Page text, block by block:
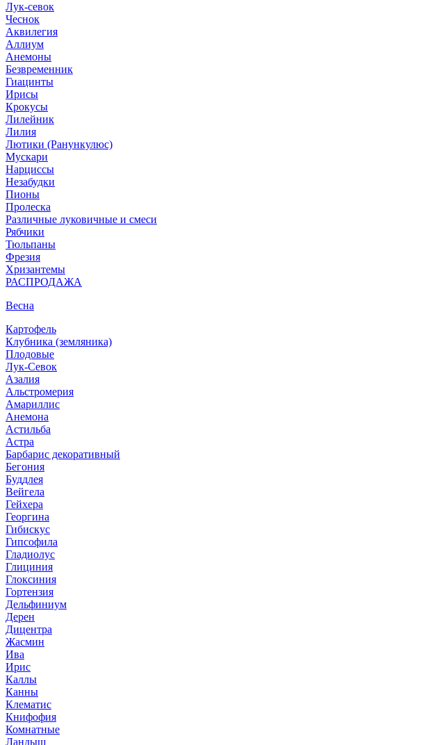
Лук-севок
Чеснок
Аквилегия
Аллиум
Анемоны
Безвременник
Гиацинты
Ирисы
Крокусы
Лилейник
Лилия
Лютики (Ранункулюс)
Мускари
Нарцисcы
Незабудки
Пионы
Пролеска
Различные луковичные и смеси
Рябчики
Тюльпаны
Фрезия
Хризантемы
РАСПРОДАЖА
Весна
Картофель
Клубника (земляника)
Плодовые
Лук-Севок
Азалия
Альстромерия
Амариллис
Анемона
Астильба
Астра
Барбарис декоративный
Бегония
Буддлея
Вейгела
Гейхера
Георгина
Гибискус
Гипсофила
Гладиолус
Глициния
Глоксиния
Гортензия
Дельфиниум
Дерен
Дицентра
Жасмин
Ива
Ирис
Каллы
Канны
Клематис
Книфофия
Комнатные
Ландыш